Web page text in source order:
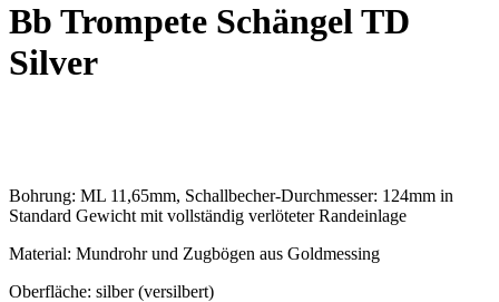
Bb Trompete Schängel TD
Silver
Bohrung: ML 11,65mm, Schallbecher-Durchmesser: 124mm in
Standard Gewicht mit vollständig verlöteter Randeinlage
Material: Mundrohr und Zugbögen aus Goldmessing
Oberfläche: silber (versilbert)